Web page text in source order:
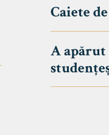
Caiete
A